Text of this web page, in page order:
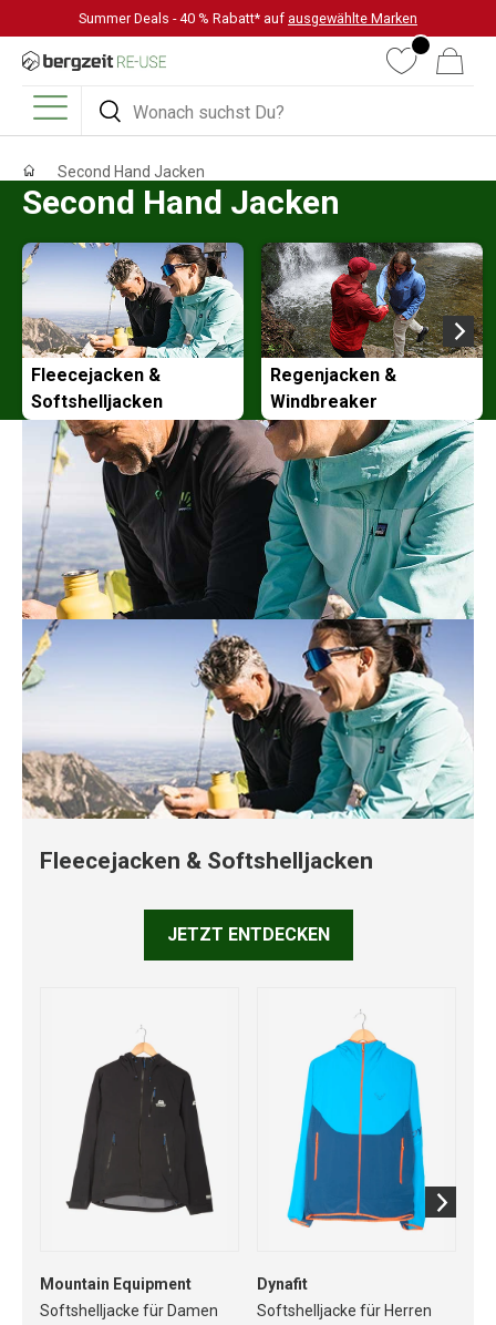
DIREKT ZUM INHALT
Summer Deals - 40 % Rabatt* auf ausgewählte Marken
Suchen
Suchen
WunschlisteWarenkorb
Menü
Second Hand Jacken
Second Hand Jacken
Fleecejacken &
Softshelljacken
Regenjacken &
Windbreaker
Fleecejacken & Softshelljacken
JETZT ENTDECKEN
Mountain Equipment
Softshelljacke für Damen
Dynafit
Softshelljacke für Herren